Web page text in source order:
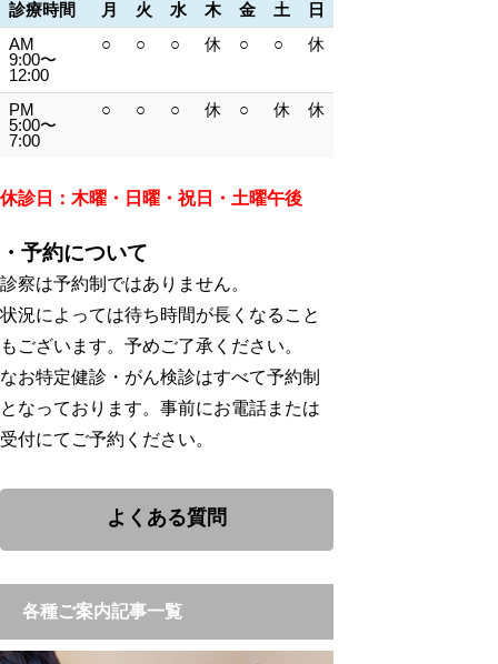
診療時間 月 火 水 木 金 土
日
AM
9:00〜
12:00
○ ○ ○ 休 ○ ○ 休
PM
5:00〜
7:00
○ ○ ○ 休 ○ 休 休
休診日：木曜・日曜・祝日・土曜午後
・予約について
診察は予約制ではありません。
状況によっては待ち時間が長くなること
もございます。予めご了承ください。
なお特定健診・がん検診はすべて予約制
となっております。事前にお電話または
受付にてご予約ください。
よくある質問
各種ご案内記事一覧